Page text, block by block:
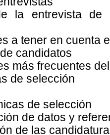
la entrevista de
a tener en cuenta
candidatos
más frecuentes
de selección
de selección
de datos y
de las